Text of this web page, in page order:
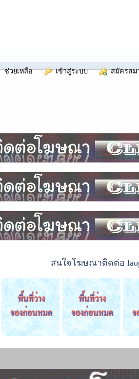
ช่วยเหลือ เข้าสู่ระบบ สมัครสม
สนใจโฆษณาติดต่อ